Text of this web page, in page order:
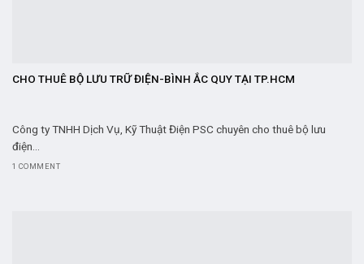
CHO THUÊ BỘ LƯU TRỮ ĐIỆN-BÌNH ẮC QUY TẠI TP.HCM
Công ty TNHH Dịch Vụ, Kỹ Thuật Điện PSC chuyên cho thuê bộ lưu
điện...
1 COMMENT